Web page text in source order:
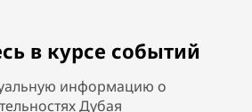
в курсе событий
информацию о
Дубая